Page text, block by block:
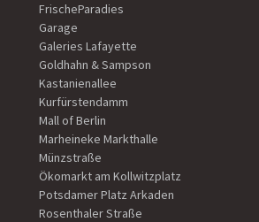
FrischeParadies
Garage
Galeries Lafayette
Goldhahn & Sampson
Kastanienallee
Kurfürstendamm
Mall of Berlin
Marheineke Markthalle
Münzstraße
Ökomarkt am Kollwitzplatz
Potsdamer Platz Arkaden
Rosenthaler Straße